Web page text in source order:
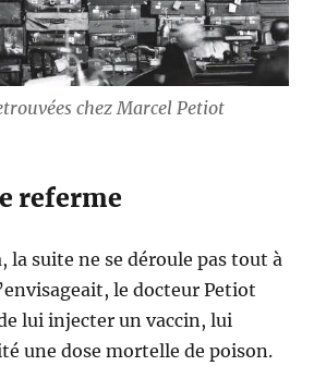
chez Marcel Petiot
referme
la suite ne se déroule pas tout à
le docteur Petiot
lui injecter un vaccin, lui
une dose mortelle de poison.